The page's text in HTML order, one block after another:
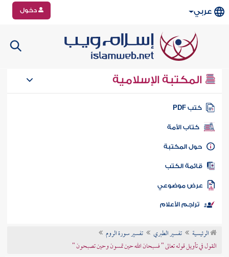
عربي دخول
المكتبة الإسلامية
كتب PDF
كتاب الأمة
المكتبة
الكتب
موضوعي
تراجم الأعلام
الرئيسية تفسير الطبري
تفسير سورة الروم
القول في تأويل قوله تعالى " فسبحان الله حين تمسون وحين تصبحون "